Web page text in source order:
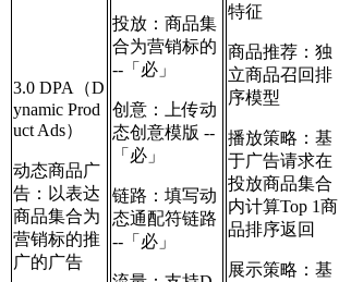
3.0 DPA（D
ynamic Prod
uct Ads）
动态商品广
告：以表达
商品集合为
营销标的推
广的广告
投放：商品集
合为营销标的
--「必」
创意：上传动
态创意模版 --
「必」
链路：填写动
态通配符链路
--「必」
特征
商品推荐：独
立商品召回排
序模型
播放策略：基
于广告请求在
投放商品集合
内计算Top 1商
品排序返回
展示策略：基